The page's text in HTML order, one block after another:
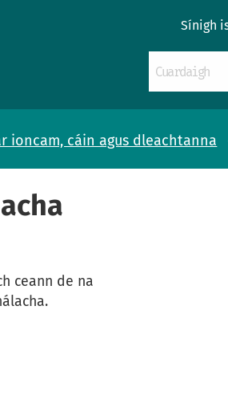
Sínigh
ioncam, cáin agus dleachtanna
ceann de na